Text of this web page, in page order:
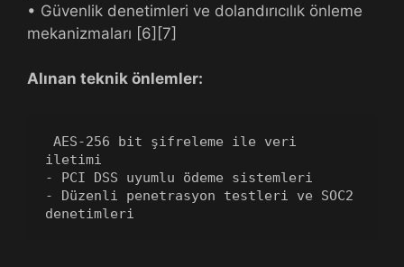
• Güvenlik denetimleri ve dolandırıcılık önleme
mekanizmaları [6][7]
Alınan teknik önlemler:
iletimi
- PCI DSS uyumlu ödeme sistemleri
- Düzenli penetrasyon testleri ve SOC2
denetimleri